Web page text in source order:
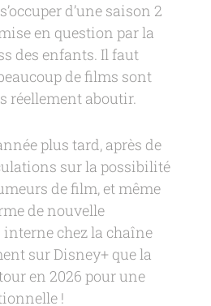
d’une saison 2
en question par la
des enfants. Il faut
de films sont
réellement aboutir.
plus tard, après de
sur la possibilité
de film, et même
de nouvelle
interne chez la chaîne
sur Disney+ que la
en 2026 pour une
!